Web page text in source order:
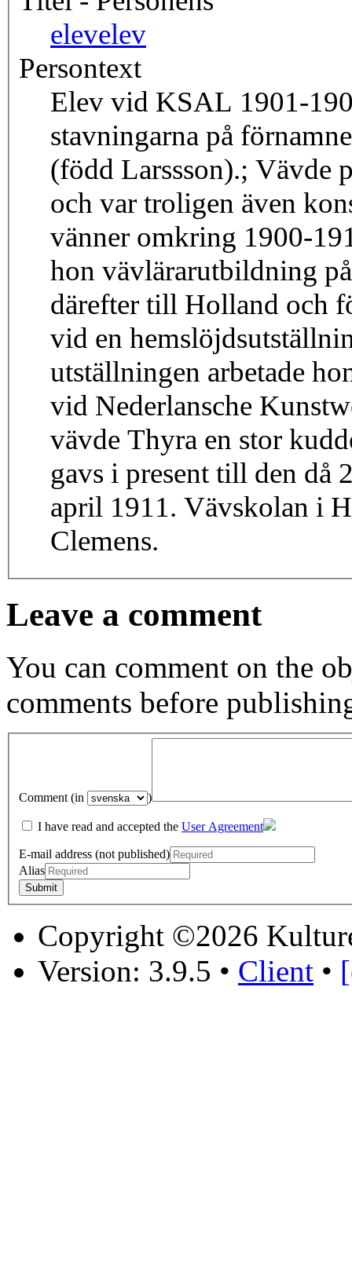
elevelev
Persontext
Elev vid KSAL 1901-
stavningarna på
(född Larssson).; Vävde
och var troligen även
vänner omkring 1900-
hon vävlärarutbildning
därefter till Holland och
vid en
utställningen arbetade
vid Nederlansche
vävde Thyra en stor
gavs i present till den då
april 1911. Vävskolan i
Clemens.
Leave a comment
You can comment on the
comments before
Comment (in )
I have read and accepted the User Agreement
E-mail address (not published)
Alias
Copyright ©2026
Version: 3.9.5 • Client •